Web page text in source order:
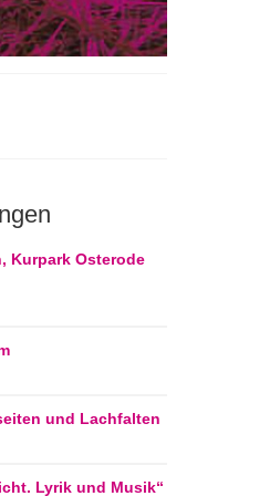
Kurpark Osterode
und Lachfalten
Lyrik und Musik“